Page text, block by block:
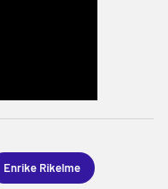
Enrike Rikelme